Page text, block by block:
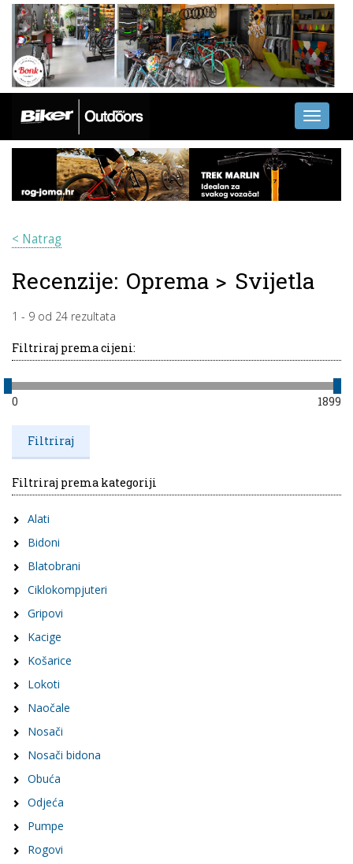
Toggle
< Natrag
Recenzije: Oprema > Svijetla
1 - 9 od 24 rezultata
Filtriraj prema cijeni:
0 1899
Filtriraj prema kategoriji
Alati
Bidoni
Blatobrani
Ciklokompjuteri
Gripovi
Kacige
Košarice
Lokoti
Naočale
Nosači
Nosači bidona
Obuća
Odjeća
Pumpe
Rogovi